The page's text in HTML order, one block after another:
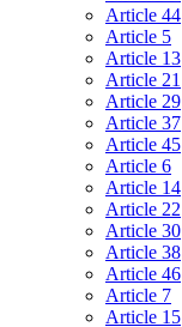
Article 44
Article 5
Article 13
Article 21
Article 29
Article 37
Article 45
Article 6
Article 14
Article 22
Article 30
Article 38
Article 46
Article 7
Article 15